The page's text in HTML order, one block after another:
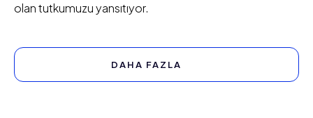
olan tutkumuzu yansıtıyor.
DAHA FAZLA